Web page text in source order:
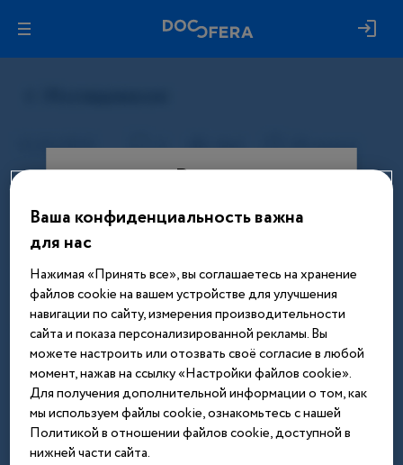
Вход
Этот материал доступен только
после авторизации. Войдите или
зарегистрируйтесь, чтобы получить
доступ ко всем материалам сайта
Введите телефон или email
Далее
Ваша конфиденциальность важна
для нас
Нажимая «Принять все», вы соглашаетесь на хранение
файлов cookie на вашем устройстве для улучшения
навигации по сайту, измерения производительности
сайта и показа персонализированной рекламы. Вы
можете настроить или отозвать своё согласие в любой
момент, нажав на ссылку «Настройки файлов cookie».
Для получения дополнительной информации о том, как
мы используем файлы cookie, ознакомьтесь с нашей
Политикой в отношении файлов cookie, доступной в
нижней части сайта.